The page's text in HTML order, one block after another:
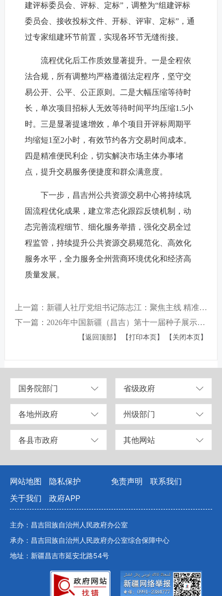
建评标委员会、评标、定标”，调整为“组建评标
委员会、接收投标文件、开标、评审、定标”，通
过专家组建环节前置，实现各环节无缝衔接。
流程优化后工作质效显著提升。一是全程依
法合规，所有调整均严格遵循法定程序，坚守交
易公开、公平、公正原则。二是大幅压缩等待时
长，单次项目招标人无效等待时间平均压缩1.5小
时。三是显著提速增效，单个项目开评标周期平
均缩短1至2小时，有效节约各方交易时间成本。
四是精准便民利企，切实解决市场主体办事堵
点，提升交易服务便捷度和群众满意度。
下一步，昌吉州公共资源交易中心将持续巩
固流程优化成果，建立常态化跟踪反馈机制，动
态完善流程细节、细化服务举措，强化交易全过
程监管，持续提升公共资源交易规范化、高效化
服务水平，全力服务全州营商环境优化和经济高
质量发展。
上一篇：新疆人社厅党组书记陈志江：聚焦主线 精准发力 推进铸牢中华民族共同体意识人社实践
下一篇：2026年中国新疆（昌吉）第十一届种子展示交易会即将启幕！
【返回顶部】 【打印本页】 【关闭本页】
国务院部门 省级政府
各地州政府 州级部门
各县市政府 其他网站
网站地图 隐私保护 免责声明
联系我们
关于我们
政府APP
主办：昌吉回族自治州人民政府办公室
承办：昌吉回族自治州人民政府办公室综合保障中心
地址：新疆昌吉市延安北路54号